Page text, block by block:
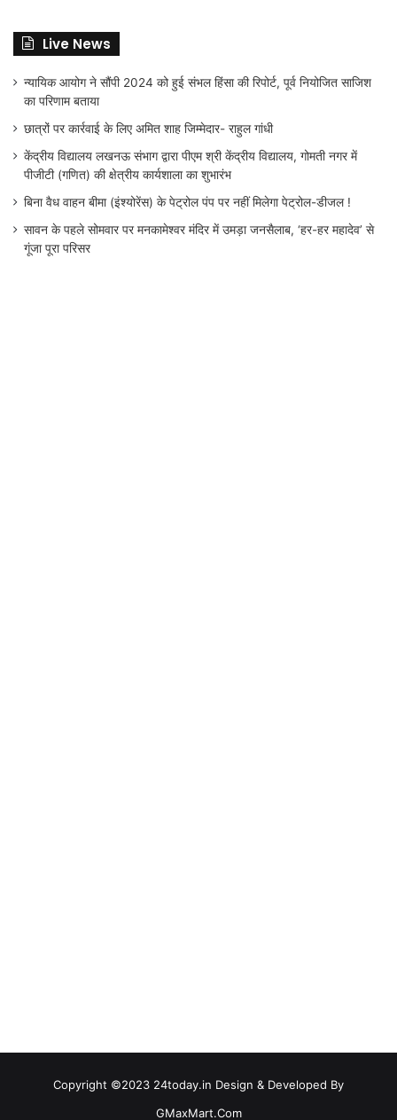
Live News
न्यायिक आयोग ने सौंपी 2024 को हुई संभल हिंसा की रिपोर्ट, पूर्व नियोजित साजिश
का परिणाम बताया
छात्रों पर कार्रवाई के लिए अमित शाह जिम्मेदार- राहुल गांधी
केंद्रीय विद्यालय लखनऊ संभाग द्वारा पीएम श्री केंद्रीय विद्यालय, गोमती नगर में
पीजीटी (गणित) की क्षेत्रीय कार्यशाला का शुभारंभ
बिना वैध वाहन बीमा (इंश्योरेंस) के पेट्रोल पंप पर नहीं मिलेगा पेट्रोल-डीजल !
सावन के पहले सोमवार पर मनकामेश्वर मंदिर में उमड़ा जनसैलाब, ‘हर-हर महादेव’ से
गूंजा पूरा परिसर
Copyright ©2023 24today.in Design & Developed By
GMaxMart.Com